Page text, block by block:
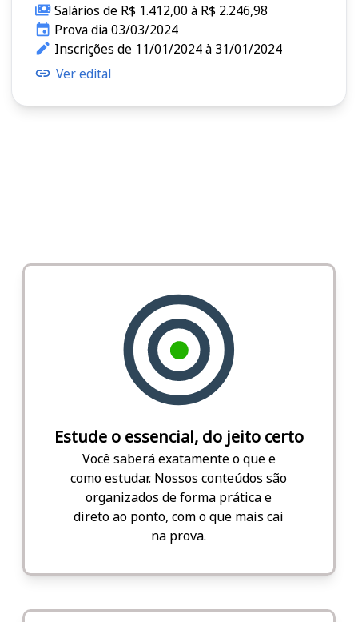
Salários de R$ 1.412,00 à R$ 2.246,98
Prova dia 03/03/2024
Inscrições de 11/01/2024 à 31/01/2024
Ver edital
Estude o essencial, do jeito certo
Você saberá exatamente o que e
como estudar. Nossos conteúdos são
organizados de forma prática e
direto ao ponto, com o que mais cai
na prova.